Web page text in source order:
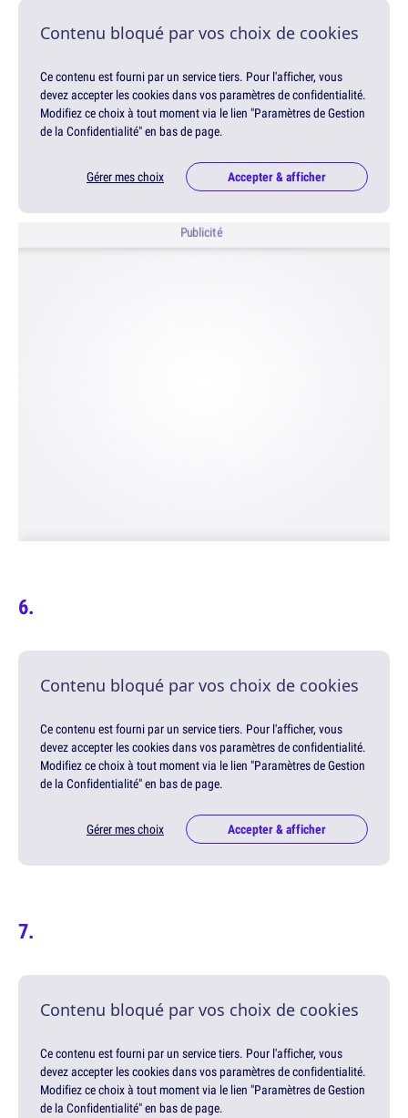
Contenu bloqué par vos choix de cookies
Ce contenu est fourni par un service tiers. Pour l'afficher, vous
devez accepter les cookies dans vos paramètres de confidentialité.
Modifiez ce choix à tout moment via le lien "Paramètres de Gestion
de la Confidentialité" en bas de page.
Gérer mes choix Accepter & afficher
Publicité
Contenu bloqué par vos choix de cookies
Ce contenu est fourni par un service tiers. Pour l'afficher, vous
devez accepter les cookies dans vos paramètres de confidentialité.
Modifiez ce choix à tout moment via le lien "Paramètres de Gestion
de la Confidentialité" en bas de page.
Gérer mes choix Accepter & afficher
Contenu bloqué par vos choix de cookies
Ce contenu est fourni par un service tiers. Pour l'afficher, vous
devez accepter les cookies dans vos paramètres de confidentialité.
Modifiez ce choix à tout moment via le lien "Paramètres de Gestion
de la Confidentialité" en bas de page.